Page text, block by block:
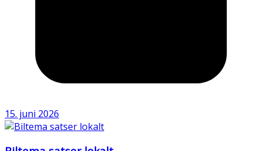
15. juni 2026